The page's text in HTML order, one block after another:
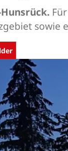
sowie